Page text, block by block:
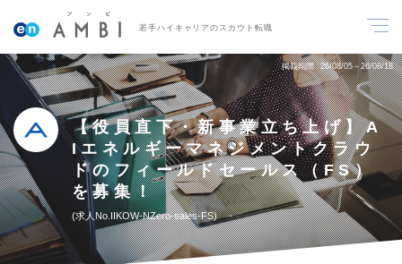
若手ハイキャリアのスカウト転職
掲載期間 26/08/05～26/08/18
【役員直下・新事業立ち上げ】A
Iエネルギーマネジメントクラウ
ドのフィールドセールス（FS）
を募集！
求人No.IIKOW-NZero-sales-FS